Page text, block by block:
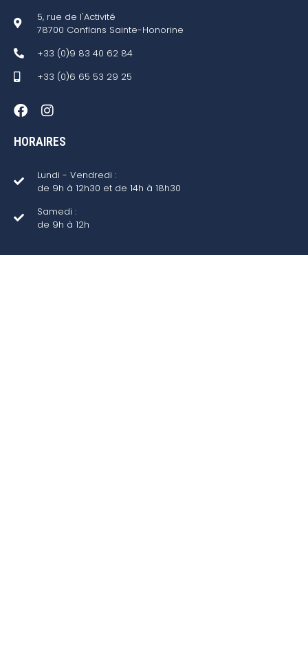
5, rue de l'Activité
78700 Conflans Sainte-Honorine
+33 (0)9 83 40 62 84
+33 (0)6 65 53 29 25
HORAIRES
Lundi - Vendredi :
de 9h à 12h30 et de 14h à 18h30
Samedi :
de 9h à 12h